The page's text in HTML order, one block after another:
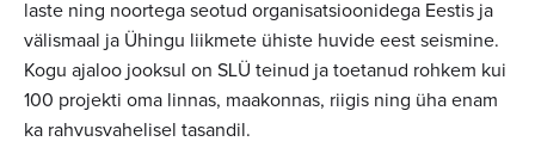
laste ning noortega seotud organisatsioonidega Eestis ja
välismaal ja Ühingu liikmete ühiste huvide eest seismine.
Kogu ajaloo jooksul on SLÜ teinud ja toetanud rohkem kui
100 projekti oma linnas, maakonnas, riigis ning üha enam
ka rahvusvahelisel tasandil.